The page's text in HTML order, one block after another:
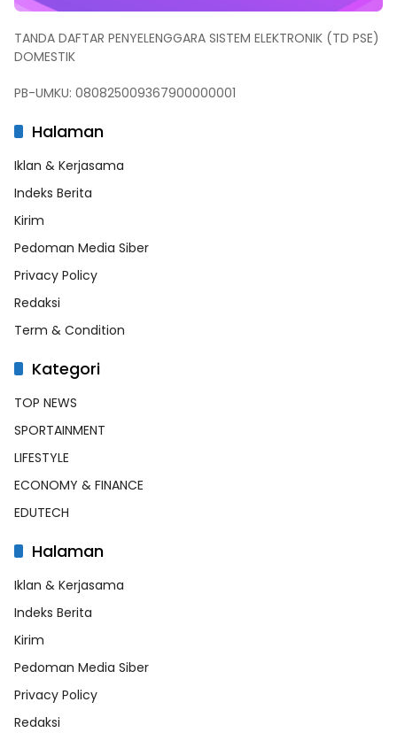
TANDA DAFTAR PENYELENGGARA SISTEM ELEKTRONIK (TD PSE)
DOMESTIK
PB-UMKU: 080825009367900000001
Halaman
Iklan & Kerjasama
Indeks Berita
Kirim
Pedoman Media Siber
Privacy Policy
Redaksi
Term & Condition
Kategori
TOP NEWS
SPORTAINMENT
LIFESTYLE
ECONOMY & FINANCE
EDUTECH
Halaman
Iklan & Kerjasama
Indeks Berita
Kirim
Pedoman Media Siber
Privacy Policy
Redaksi